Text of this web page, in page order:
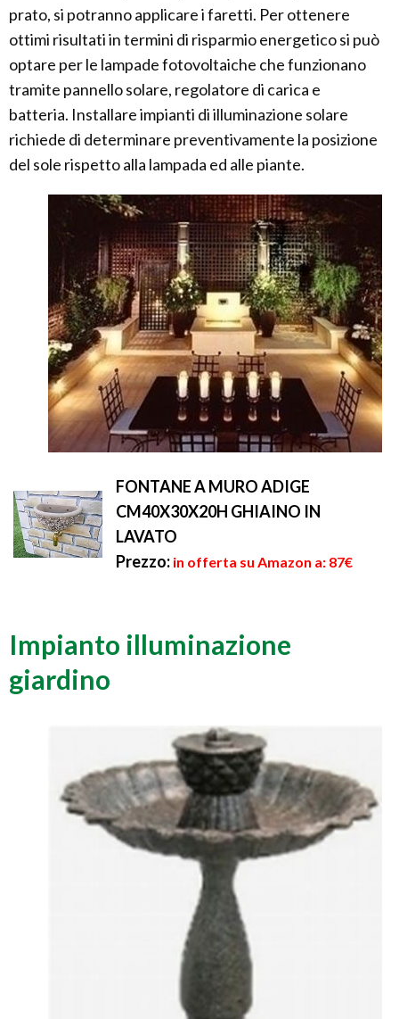
prato, si potranno applicare i faretti. Per ottenere
ottimi risultati in termini di risparmio energetico si può
optare per le lampade fotovoltaiche che funzionano
tramite pannello solare, regolatore di carica e
batteria. Installare impianti di illuminazione solare
richiede di determinare preventivamente la posizione
del sole rispetto alla lampada ed alle piante.
FONTANE A MURO ADIGE
CM40X30X20H GHIAINO IN
LAVATO
Prezzo: in offerta su Amazon a: 87€
Impianto illuminazione
giardino